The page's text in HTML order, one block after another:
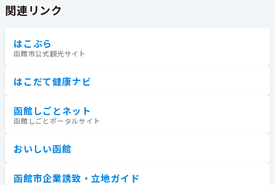
関連リンク
はこぶら
函館市公式観光サイト
はこだて健康ナビ
函館しごとネット
函館しごとポータルサイト
おいしい函館
函館市企業誘致・立地ガイド